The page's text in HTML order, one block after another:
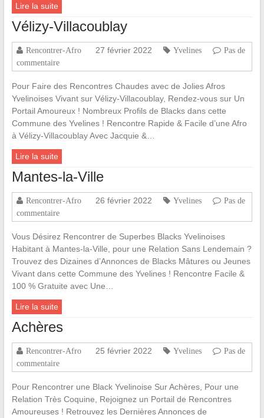
Lire la suite
Vélizy-Villacoublay
Rencontrer-Afro 27 février 2022 Yvelines
Pas de
commentaire
Pour Faire des Rencontres Chaudes avec de Jolies Afros
Yvelinoises Vivant sur Vélizy-Villacoublay, Rendez-vous sur Un
Portail Amoureux ! Nombreux Profils de Blacks dans cette
Commune des Yvelines ! Rencontre Rapide & Facile d’une Afro
à Vélizy-Villacoublay Avec Jacquie &…
Lire la suite
Mantes-la-Ville
Rencontrer-Afro 26 février 2022 Yvelines
Pas de
commentaire
Vous Désirez Rencontrer de Superbes Blacks Yvelinoises
Habitant à Mantes-la-Ville, pour une Relation Sans Lendemain ?
Trouvez des Dizaines d’Annonces de Blacks Mâtures ou Jeunes
Vivant dans cette Commune des Yvelines ! Rencontre Facile &
100 % Gratuite avec Une…
Lire la suite
Achères
Rencontrer-Afro 25 février 2022 Yvelines
Pas de
commentaire
Pour Rencontrer une Black Yvelinoise Sur Achères, Pour une
Relation Très Coquine, Rejoignez un Portail de Rencontres
Amoureuses ! Retrouvez les Dernières Annonces de